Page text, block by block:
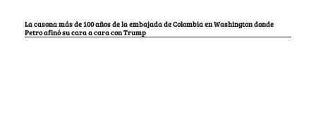
La casona más de 100 años de la embajada de Colombia en Washington donde
Petro afinó su cara a cara con Trump